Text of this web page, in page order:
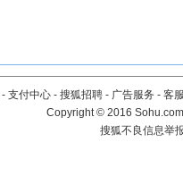
- 支付中心 - 搜狐招聘 - 广告服务 - 客
Copyright©2016
搜狐不良信息举